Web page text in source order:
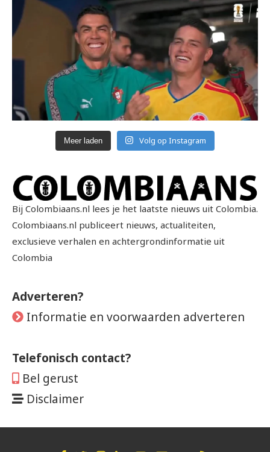
Meer laden Volg op Instagram
Bij Colombiaans.nl lees je het laatste nieuws uit Colombia.
Colombiaans.nl publiceert nieuws, actualiteiten,
exclusieve verhalen en achtergrondinformatie uit
Colombia
Adverteren?
Informatie en voorwaarden adverteren
Telefonisch contact?
Bel gerust
Disclaimer